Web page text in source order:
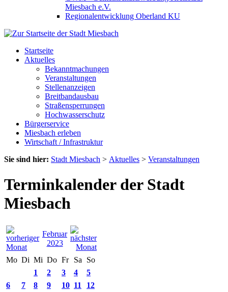
Miesbach e.V.
Regionalentwicklung Oberland KU
Startseite
Aktuelles
Bekanntmachungen
Veranstaltungen
Stellenanzeigen
Breitbandausbau
Straßensperrungen
Hochwasserschutz
Bürgerservice
Miesbach erleben
Wirtschaft / Infrastruktur
Sie sind hier: Stadt Miesbach > Aktuelles > Veranstaltungen
Terminkalender der Stadt
Miesbach
Februar
2023
Mo Di Mi Do Fr Sa
So
1
2 3 4
5
6
7 8 9 10 11
12